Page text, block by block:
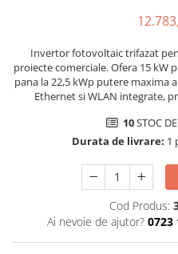
Invertor fotovoltaic trifazat
proiecte comerciale. Ofera 15 kW
pana la 22,5 kWp putere
Ethernet si WLAN integrate,
10STOC
Durata de livrare: 1
Cod Produs:
Ai nevoie de ajutor? 0723